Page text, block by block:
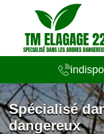
Spécialisé
dangereux